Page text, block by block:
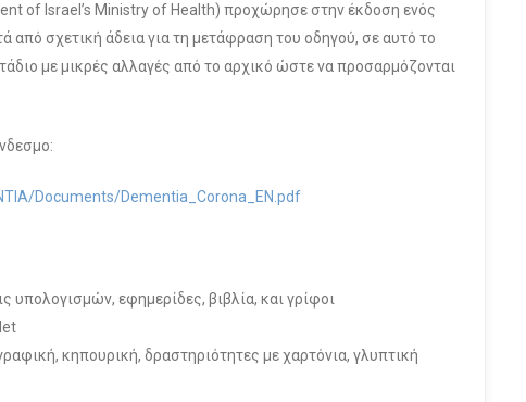
of Israel’s Ministry of Health) προχώρησε στην έκδοση ενός
σχετική άδεια για τη μετάφραση του οδηγού, σε αυτό το
με μικρές αλλαγές από το αρχικό ώστε να προσαρμόζονται
Documents/Dementia_Corona_EN.pdf
υπολογισμών, εφημερίδες, βιβλία, και γρίφοι
κηπουρική, δραστηριότητες με χαρτόνια, γλυπτική